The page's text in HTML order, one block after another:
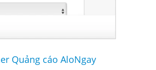
Quảng cáo AloNgay